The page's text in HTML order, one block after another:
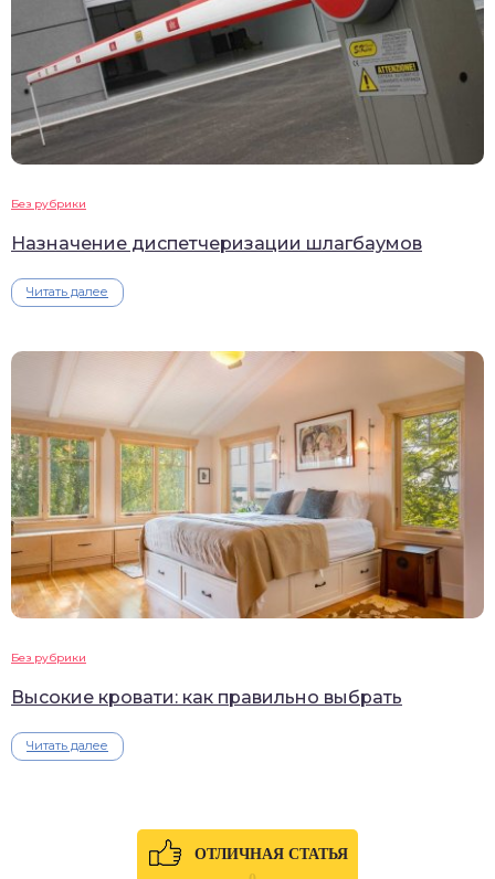
Без рубрики
Назначение диспетчеризации шлагбаумов
Читать далее
Без рубрики
Высокие кровати: как правильно выбрать
Читать далее
ОТЛИЧНАЯ СТАТЬЯ